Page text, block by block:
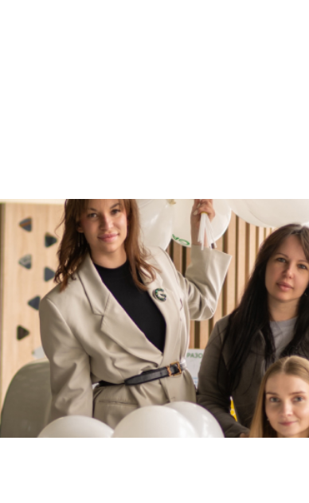
ОНЛАЙН